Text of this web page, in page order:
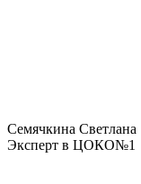
Семячкина Светлана
Эксперт в ЦОКО№1